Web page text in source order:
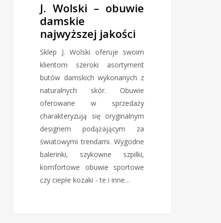
J. Wolski – obuwie
damskie
najwyższej jakości
Sklep J. Wolski oferuje swoim
klientom szeroki asortyment
butów damskich wykonanych z
naturalnych skór. Obuwie
oferowane w sprzedaży
charakteryzują się oryginalnym
designem podążającym za
światowymi trendami. Wygodne
balerinki, szykowne szpilki,
komfortowe obuwie sportowe
czy ciepłe kozaki - te i inne…